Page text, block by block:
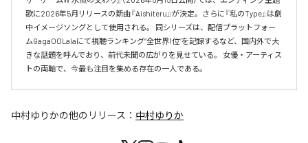
歌に2026年5月リリースの新曲『Aishiteru』が決定。さらに『私のType』は劇
中イメージソングとして使用される。 同シリーズは、配信プラットフォー
ムGagaOOLalaにて視聴ランキング“全世界1位”を記録するなど、国内外で大
きな話題を呼んでおり、前代未聞の広がりを見せている。 女優・アーティス
トの両軸で、今最も注目を集める存在の一人である。
中村ゆりかの他のリリース： 中村ゆりか